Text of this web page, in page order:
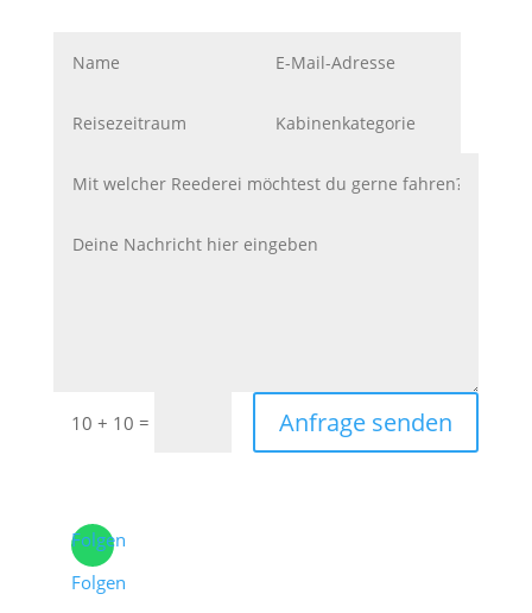
10 + 10 = Anfrage senden
Folgen
Folgen